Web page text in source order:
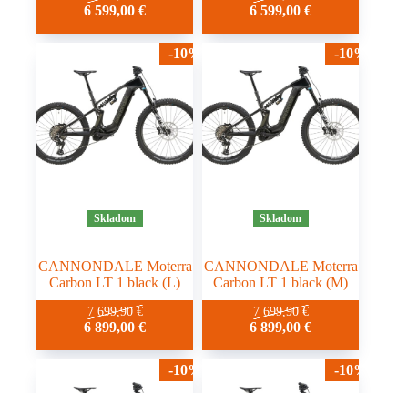
6 599,00€ 6 599,00€
-10%
Skladom
CANNONDALE Moterra
Carbon LT 1 black (L)
7 699,90€
6 899,00€
-10%
Skladom
CANNONDALE Moterra
Carbon LT 1 black (M)
7 699,90€
6 899,00€
-10% -10%